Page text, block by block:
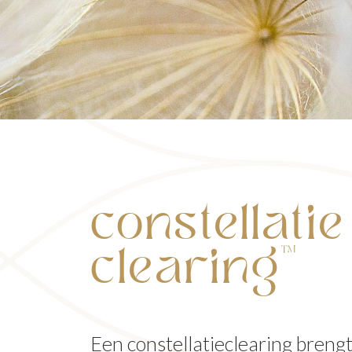
constellatie
clearing™
Een constellatieclearing brengt